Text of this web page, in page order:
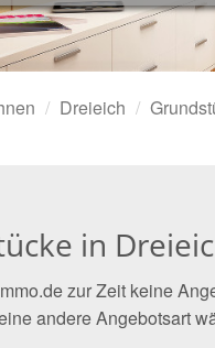
Dreieich
in
zur Zeit keine
andere Angebotsart